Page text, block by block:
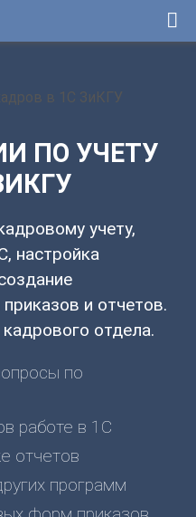
ПО УЧЕТУ
учету,
настройка
и отчетов.
отдела.
по
работе в 1С
отчетов
программ